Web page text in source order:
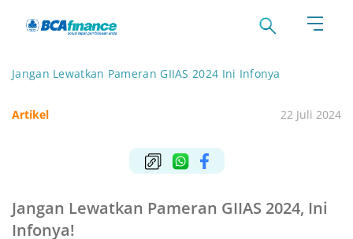
Jangan Lewatkan Pameran GIIAS 2024 Ini Infonya
Artikel 22 Juli 2024
Jangan Lewatkan Pameran GIIAS 2024, Ini
Infonya!